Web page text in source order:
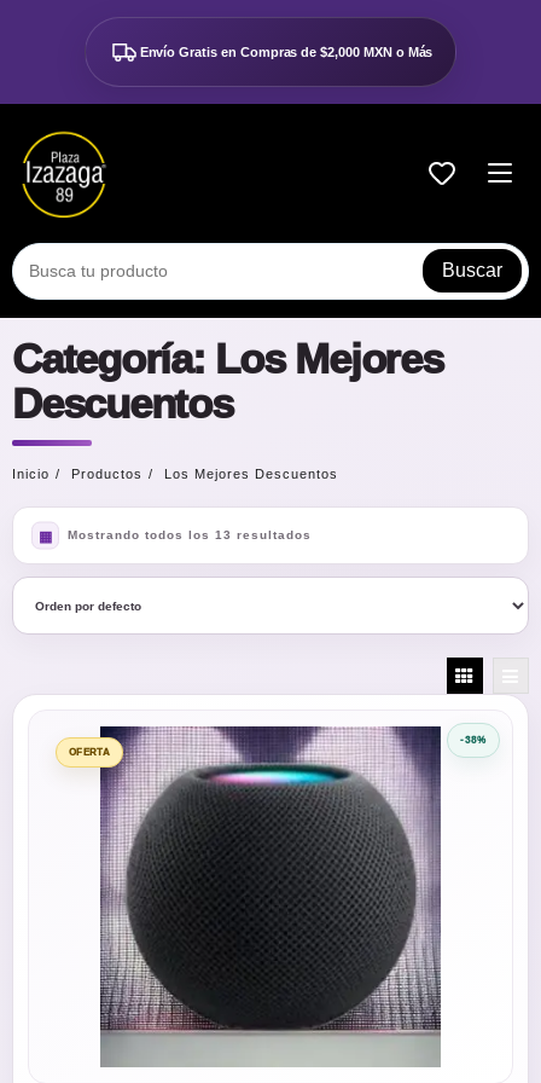
contenido
Envío Gratis en Compras de$2,000 MXN o Más
Buscar
Categoría: Los Mejores
Descuentos
Inicio Productos Los Mejores Descuentos
Mostrando todos los 13 resultados
OFERTA
-38%